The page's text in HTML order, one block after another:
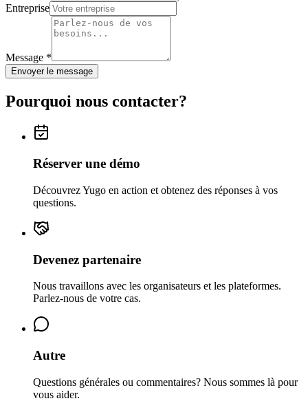
Entreprise
Message *
Envoyer le message
Pourquoi nous contacter?
Réserver une démo
Découvrez Yugo en action et obtenez des réponses à vos
questions.
Devenez partenaire
Nous travaillons avec les organisateurs et les plateformes.
Parlez-nous de votre cas.
Autre
Questions générales ou commentaires? Nous sommes là pour
vous aider.